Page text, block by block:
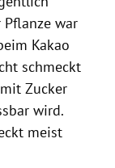
war
Kakao
schmeckt
Zucker
wird.
meist